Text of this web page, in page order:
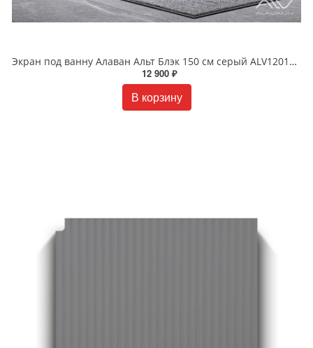
Экран под ванну Алаван Альт Блэк 150 см серый ALV1201009
12 900 ₽
В корзину